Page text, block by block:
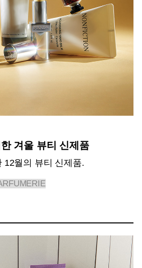
겨울 뷰티 신제품
12월의 뷰티 신제품.